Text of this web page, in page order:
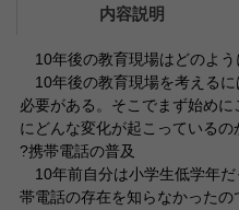
内容説明
10年後の教育現場はどのよう
10年後の教育現場を考えるに
必要がある。そこでまず始め
にどんな変化が起こっているの
?携帯電話の普及
10年前自分は小学生低学年
帯電話の存在を知らなかった